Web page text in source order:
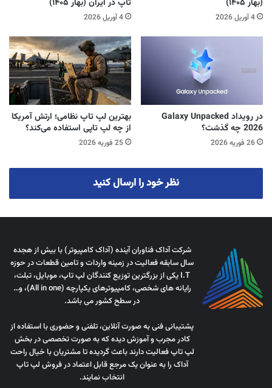
(بهار ۱۴۰۵)
4 آوریل 2026
تاپ در ایران (بهار ۱۴۰۵)
4 آوریل 2026
در رویداد Galaxy Unpacked
2026 چه گذشت؟
26 فوریه 2026
بهترین لپ تاپ نظامی؛ ارتش آمریکا
از چه لپ تاپی استفاده می‌کند؟
25 فوریه 2026
نظر خود را ارسال کنید
شرکت آداک فناوران آینده (آداک کامپیوتر) با بیش از هجده
سال سابقه فعالیت در زمینه واردات و تامین قطعات در حوزه
I.T یکی از بزرگترین توزیع کنندگان لپ تاپ، موبایل، تبلت،
رایانه های شخصی، کامپیوترهای یکپارچه (All in one)، و…
در سطح کشور می باشد.
پشتیبانی فنی به صورت آنلاین، تلفنی و حضوری با استفاده از
کادر مجرب و آموزش دیده که به صورت تخصصی در بخش
لپ تاپ فعالیت دارند باعث گردیده تا مشتریان با خیال راحت
آداک را به عنوان یک مرجع قابل اعتماد در فروش لپ تاپ
انتخاب نمایند.